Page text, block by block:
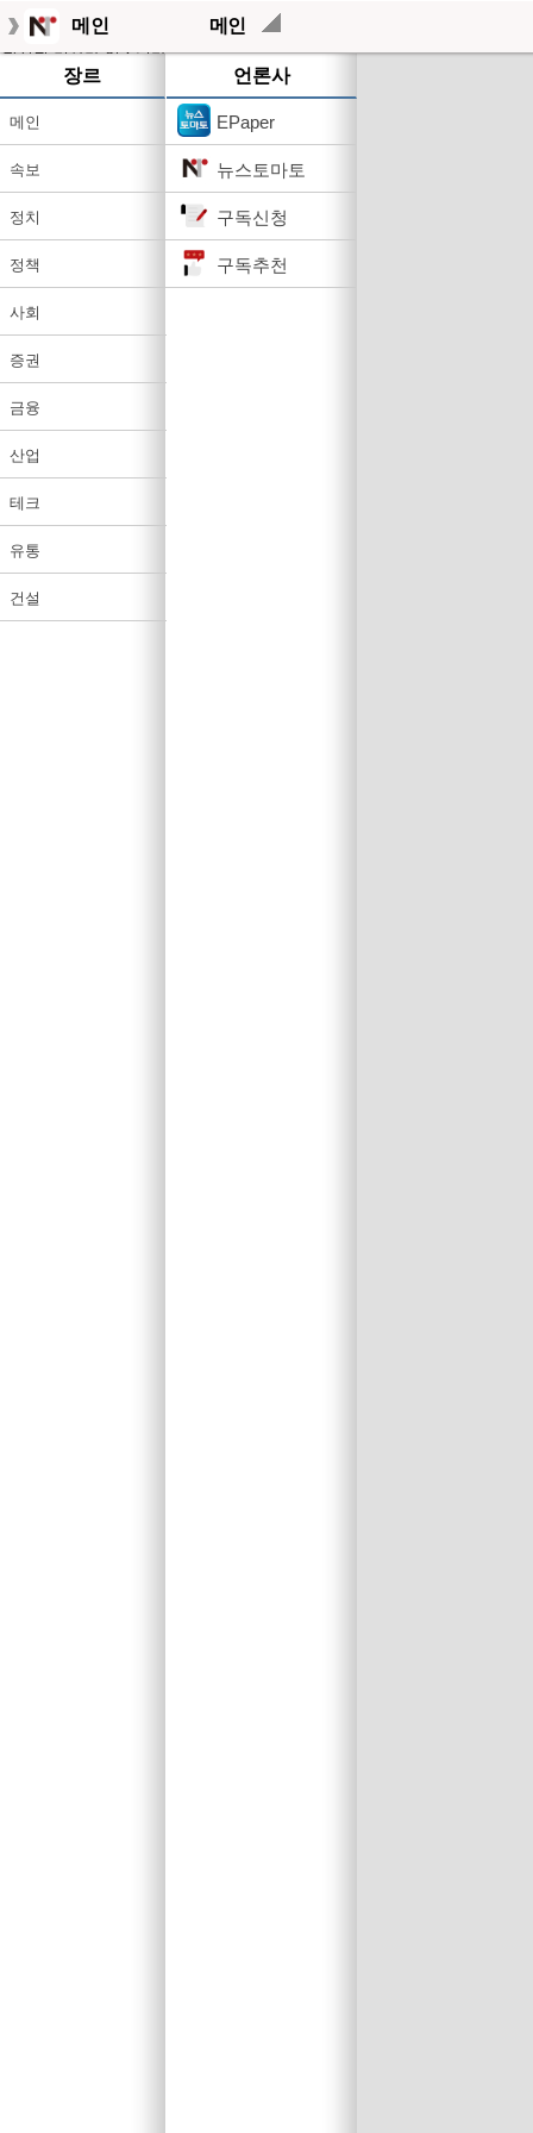
메인 메인
장르
메인
속보
정치
정책
사회
증권
금융
산업
테크
유통
건설
언론사
EPaper
뉴스토마토
구독신청
구독추천
작성된 기사가 없습니다.